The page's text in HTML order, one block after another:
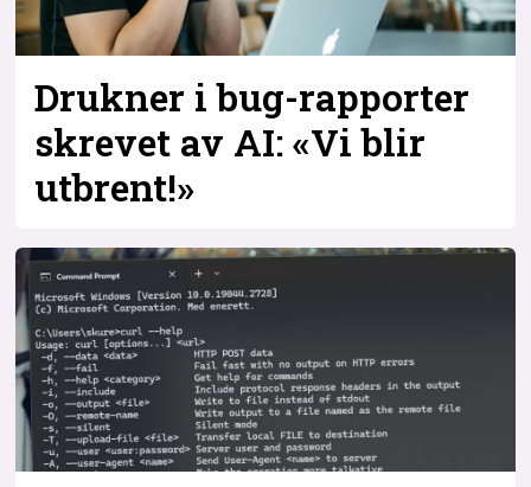
Drukner i bug-rapporter
skrevet av AI: «Vi blir
utbrent!»